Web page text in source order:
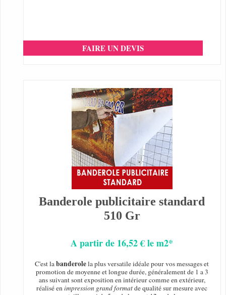
FAIRE UN DEVIS
Banderole publicitaire standard
510 Gr
A partir de 16,52 € le m2*
C'est labanderolela plus versatile idéale pour vos messages et
promotion de moyenne et longue durée, généralement de 1 a 3
ans suivant sont exposition en intérieur comme en extérieur,
réalisé enimpression grand formatde qualité sur mesure avec